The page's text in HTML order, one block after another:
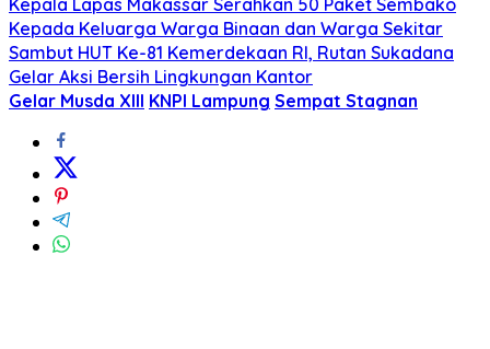
Kepada Keluarga Warga Binaan dan Warga Sekitar
Sambut HUT Ke-81 Kemerdekaan RI, Rutan Sukadana
Gelar Aksi Bersih Lingkungan Kantor
Gelar Musda XIII KNPI Lampung Sempat Stagnan